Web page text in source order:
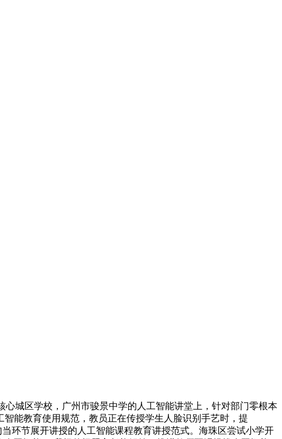
城区学校，广州市骏景中学的人工智能讲堂上，针对部门零根本
能教育使用规范，教员正在传授学生人脸识别手艺时，提
环节展开讲授的人工智能课程教育讲授范式。海珠区尝试小学开